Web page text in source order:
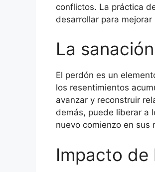
conflictos. La práctica
desarrollar para
La
El perdón es un
los resentimientos
avanzar y reconstruir
demás, puede liberar a
nuevo comienzo en sus
Impacto de